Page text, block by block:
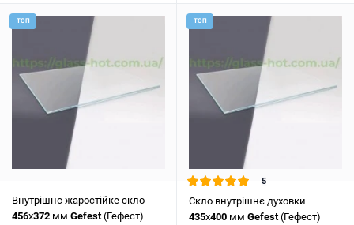
ТОП
Внутрішнє жаростійке скло
456x372 мм Gefest(Гефест)
ТОП
5
Скло внутрішнє духовки
435x400 мм Gefest(Гефест)